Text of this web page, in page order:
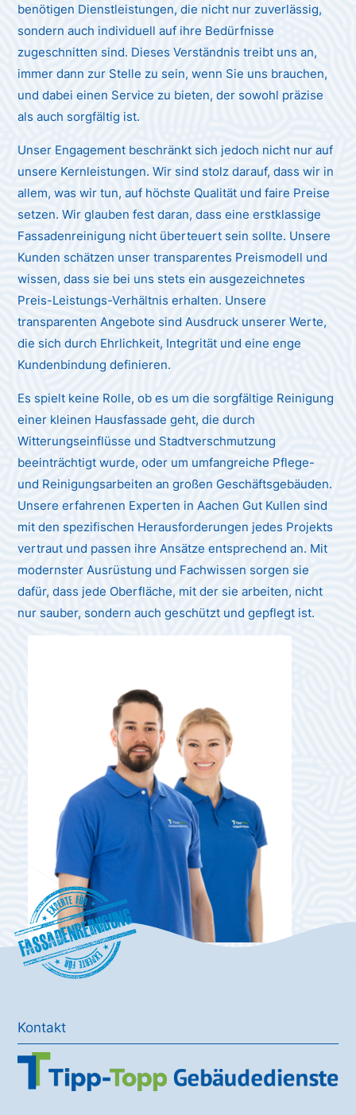
benötigen Dienstleistungen, die nicht nur zuverlässig,
sondern auch individuell auf ihre Bedürfnisse
zugeschnitten sind. Dieses Verständnis treibt uns an,
immer dann zur Stelle zu sein, wenn Sie uns brauchen,
und dabei einen Service zu bieten, der sowohl präzise
als auch sorgfältig ist.
Unser Engagement beschränkt sich jedoch nicht nur auf
unsere Kernleistungen. Wir sind stolz darauf, dass wir in
allem, was wir tun, auf höchste Qualität und faire Preise
setzen. Wir glauben fest daran, dass eine erstklassige
Fassadenreinigung nicht überteuert sein sollte. Unsere
Kunden schätzen unser transparentes Preismodell und
wissen, dass sie bei uns stets ein ausgezeichnetes
Preis-Leistungs-Verhältnis erhalten. Unsere
transparenten Angebote sind Ausdruck unserer Werte,
die sich durch Ehrlichkeit, Integrität und eine enge
Kundenbindung definieren.
Es spielt keine Rolle, ob es um die sorgfältige Reinigung
einer kleinen Hausfassade geht, die durch
Witterungseinflüsse und Stadtverschmutzung
beeinträchtigt wurde, oder um umfangreiche Pflege-
und Reinigungsarbeiten an großen Geschäftsgebäuden.
Unsere erfahrenen Experten in Aachen Gut Kullen sind
mit den spezifischen Herausforderungen jedes Projekts
vertraut und passen ihre Ansätze entsprechend an. Mit
modernster Ausrüstung und Fachwissen sorgen sie
dafür, dass jede Oberfläche, mit der sie arbeiten, nicht
nur sauber, sondern auch geschützt und gepflegt ist.
Fassadenreinigung
Kontakt